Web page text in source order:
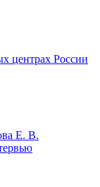
центрах России
Е. В.